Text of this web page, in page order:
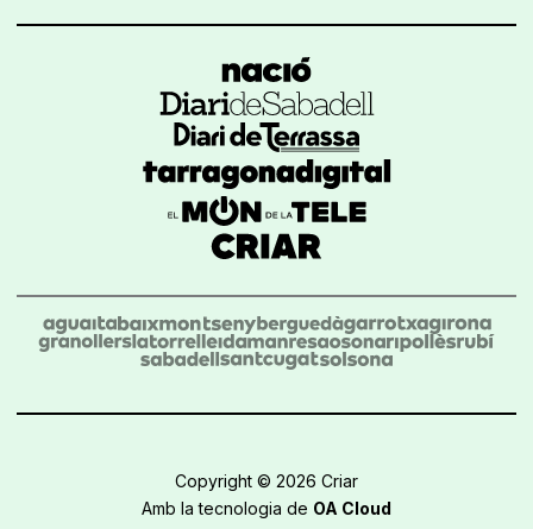
Copyright © 2026 Criar
Amb la tecnologia de OA Cloud